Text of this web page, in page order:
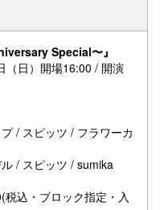
Special〜』
日） 開場16:00 / 開演
/ スピッツ / フラワーカ
/ スピッツ / sumika
込・ブロック指定・入